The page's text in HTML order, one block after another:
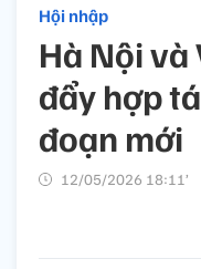
Hội nhập
Hà Nội
đẩy hợp
đoạn mới
12/05/2026 18:11’